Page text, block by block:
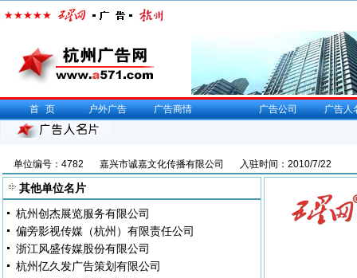
首页 户外广告 广告商情 广告公司 广告人
单位编号：4782 嘉兴市诚嘉文化传播有限公司 入驻时间：2010/7/22
其他单位名片
杭州创杰展览服务有限公司
偏旁影视传媒（杭州）有限责任公司
浙江风盛传媒股份有限公司
杭州亿久发广告策划有限公司